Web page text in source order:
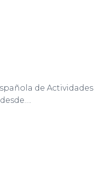
de Actividades